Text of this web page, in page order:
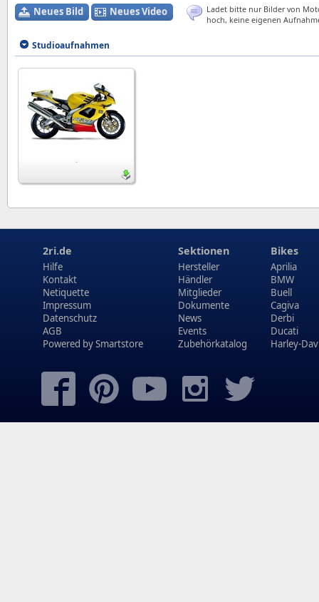
Neues Bild Neues Video
Ladet bitte nur Bilder von
hoch, keine eigenen
Studioaufnahmen
.
2ri.de
Hilfe
Kontakt
Netiquette
Impressum
Datenschutz
AGB
Powered bySmartstore
Sektionen
Hersteller
Händler
Mitglieder
Dokumente
News
Events
Zubehörkatalog
Bikes
Aprilia
BMW
Buell
Cagiva
Derbi
Ducati
Harley-